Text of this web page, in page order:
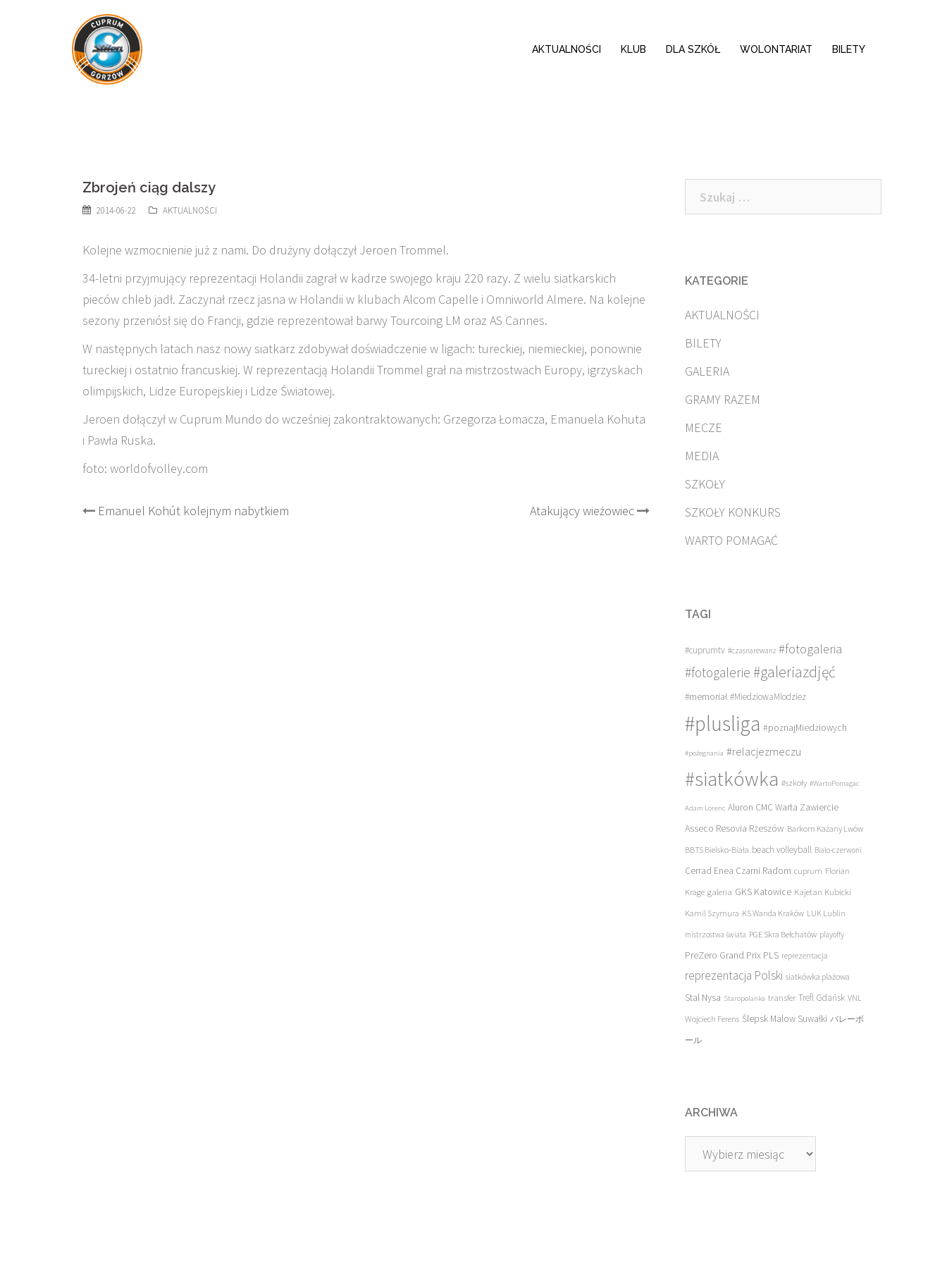
AKTUALNOŚCI KLUB DLA SZKÓŁ WOLONTARIAT BILETY
Zbrojeń ciąg dalszy
2014-06-22 AKTUALNOŚCI
Kolejne wzmocnienie już z nami. Do drużyny dołączył Jeroen Trommel.
34-letni przyjmujący reprezentacji Holandii zagrał w kadrze swojego kraju 220 razy. Z wielu siatkarskich
pieców chleb jadł. Zaczynał rzecz jasna w Holandii w klubach Alcom Capelle i Omniworld Almere. Na kolejne
sezony przeniósł się do Francji, gdzie reprezentował barwy Tourcoing LM oraz AS Cannes.
W następnych latach nasz nowy siatkarz zdobywał doświadczenie w ligach: tureckiej, niemieckiej, ponownie
tureckiej i ostatnio francuskiej. W reprezentacją Holandii Trommel grał na mistrzostwach Europy, igrzyskach
olimpijskich, Lidze Europejskiej i Lidze Światowej.
Jeroen dołączył w Cuprum Mundo do wcześniej zakontraktowanych: Grzegorza Łomacza, Emanuela Kohuta
i Pawła Ruska.
foto: worldofvolley.com
Post
Emanuel Kohút kolejnym nabytkiem Atakujący wieżowiec
Szukaj:
KATEGORIE
AKTUALNOŚCI
BILETY
GALERIA
GRAMY RAZEM
MECZE
MEDIA
SZKOŁY
SZKOŁY KONKURS
WARTO POMAGAĆ
TAGI
#cuprumtv #czasnarewanż #fotogaleria
#fotogalerie #galeriazdjęć
#memoriał #MiedziowaMlodziez
#plusliga #poznajMiedziowych
#pożegnania #relacjezmeczu
#siatkówka #szkoły #WartoPomagac
Adam Lorenc Aluron CMC Warta Zawiercie
Asseco Resovia Rzeszów Barkom Każany Lwów
BBTS Bielsko-Biała beach volleyball Biało-czerwoni
Cerrad Enea Czarni Radom cuprum Florian
Krage galeria GKS Katowice Kajetan Kubicki
Kamil Szymura KS Wanda Kraków LUK Lublin
mistrzostwa świata PGE Skra Bełchatów playoffy
PreZero Grand Prix PLS reprezentacja
reprezentacja Polski siatkówka plażowa
Stal Nysa Staropolanka transfer Trefl Gdańsk VNL
Wojciech Ferens Ślepsk Malow Suwałki バレーボ
ール
ARCHIWA
Archiwa